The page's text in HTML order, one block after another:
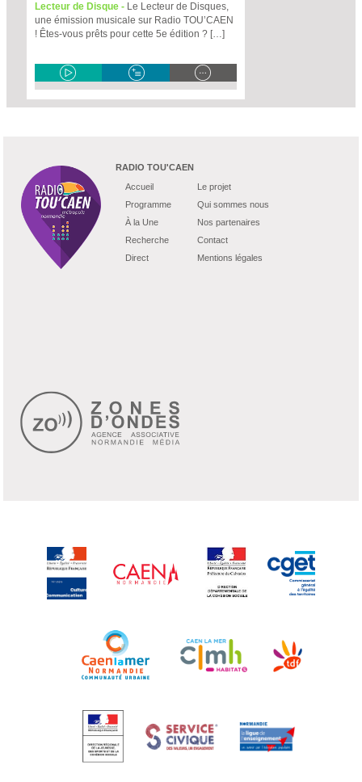
Lecteur de Disque - Le Lecteur de Disques,
une émission musicale sur Radio TOU’CAEN
! Êtes-vous prêts pour cette 5e édition ? […]
RADIO TOU'CAEN
Accueil
Programme
À la Une
Recherche
Direct
Le projet
Qui sommes nous
Nos partenaires
Contact
Mentions légales